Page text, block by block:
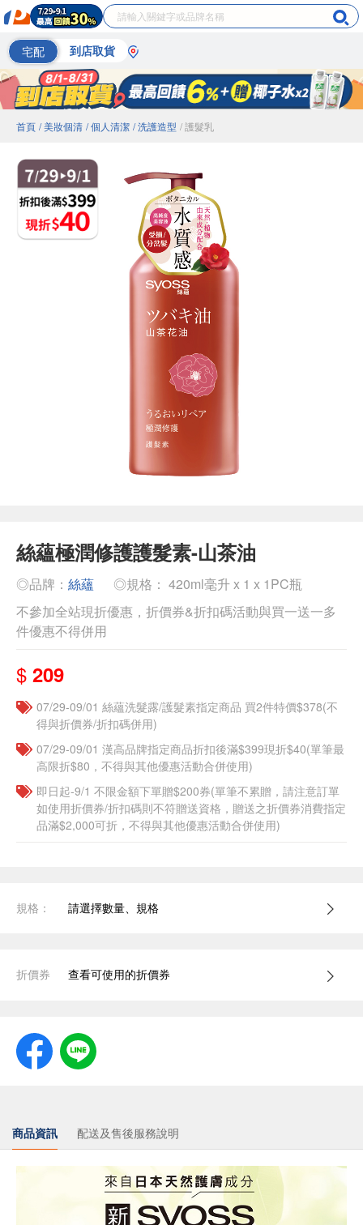
宅配 到店取貨
首頁 / 美妝個清 / 個人清潔 / 洗護造型 / 護髮乳
絲蘊極潤修護護髮素-山茶油
◎品牌： 絲蘊
◎規格： 420ml毫升 x 1 x 1PC瓶
不參加全站現折優惠，折價券&折扣碼活動與買一送一多
件優惠不得併用
$ 209
07/29-09/01 絲蘊洗髮露/護髮素指定商品 買2件特價$378(不
得與折價券/折扣碼併用)
07/29-09/01 漢高品牌指定商品折扣後滿$399現折$40(單筆最
高限折$80，不得與其他優惠活動合併使用)
即日起-9/1 不限金額下單贈$200券(單筆不累贈，請注意訂單
如使用折價券/折扣碼則不符贈送資格，贈送之折價券消費指定
品滿$2,000可折，不得與其他優惠活動合併使用)
規格： 請選擇數量、規格
折價券 查看可使用的折價券
商品資訊 配送及售後服務說明